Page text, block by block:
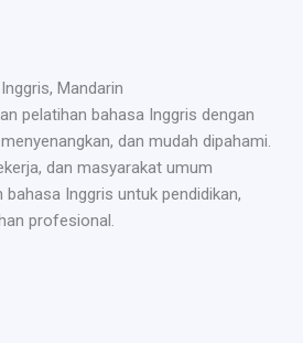
pelatihan bahasa Inggris dengan
dan mudah dipahami.
dan masyarakat umum
Inggris untuk pendidikan,
profesional.